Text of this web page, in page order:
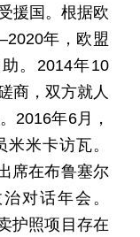
援国。根据欧
年，欧盟
。2014年10
商，双方就人
2016年6月，
米卡访瓦。
席在布鲁塞尔
对话年会。
护照项目存在